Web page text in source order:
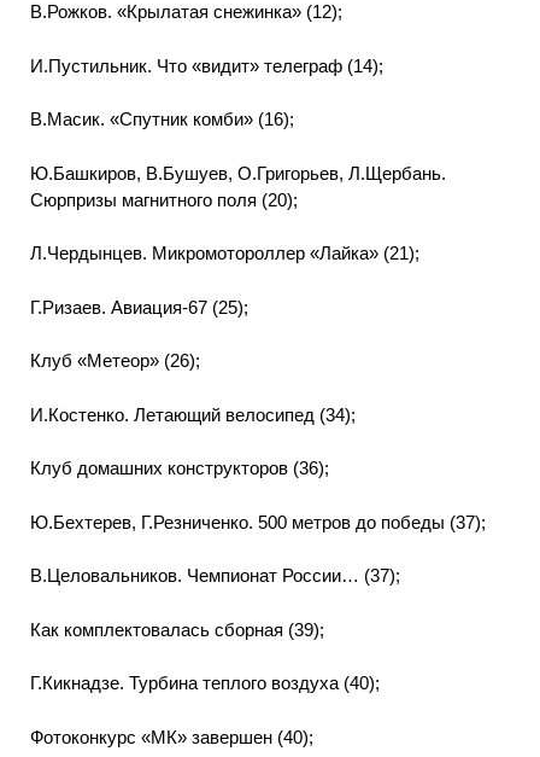
В.Рожков. «Крылатая снежинка» (12);
И.Пустильник. Что «видит» телеграф (14);
В.Масик. «Спутник комби» (16);
Ю.Башкиров, В.Бушуев, О.Григорьев, Л.Щербань.
Сюрпризы магнитного поля (20);
Л.Чердынцев. Микромотороллер «Лайка» (21);
Г.Ризаев. Авиация-67 (25);
Клуб «Метеор» (26);
И.Костенко. Летающий велосипед (34);
Клуб домашних конструкторов (36);
Ю.Бехтерев, Г.Резниченко. 500 метров до победы (37);
В.Целовальников. Чемпионат России… (37);
Как комплектовалась сборная (39);
Г.Кикнадзе. Турбина теплого воздуха (40);
Фотоконкурс «МК» завершен (40);